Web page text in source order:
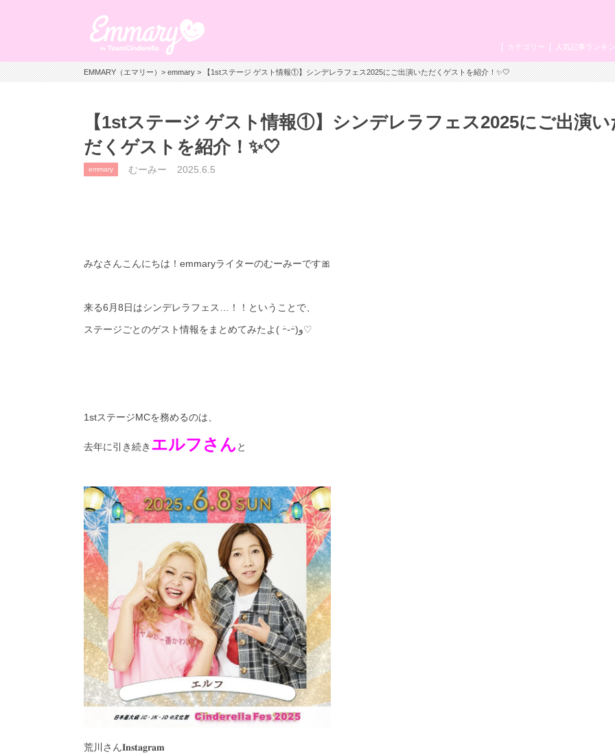
人気記事ランキ
カテゴリー
EMMARY（エマリー）>emmary> 【1stステージ ゲスト情報①】シンデレラフェス2025にご出演いただくゲストを紹介！✨🤍
【1stステージ ゲスト情報①】シンデレラフェス2025にご出演い
だくゲストを紹介！✨🤍
emmary むーみー 2025.6.5
みなさんこんにちは！emmaryライターのむーみーです🎀
来る6月8日はシンデレラフェス…！！ということで、
ステージごとのゲスト情報をまとめてみたよ( ｰ̀֊ｰ́)و♡
1stステージMCを務めるのは、
去年に引き続き エルフさんと
荒川さん𝐈𝐧𝐬𝐭𝐚𝐠𝐫𝐚𝐦